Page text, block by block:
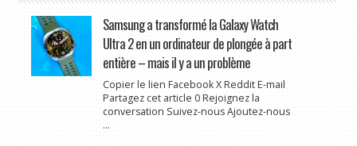
Samsung a transformé la Galaxy Watch
Ultra 2 en un ordinateur de plongée à part
entière – mais il y a un problème
Copier le lien Facebook X Reddit E-mail
Partagez cet article 0 Rejoignez la
conversation Suivez-nous Ajoutez-nous
...